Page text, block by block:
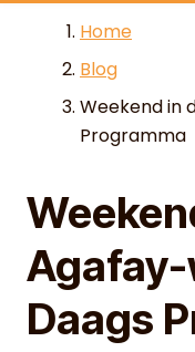
Skip to content
Home
Blog
Weekend in
Programma
Daags